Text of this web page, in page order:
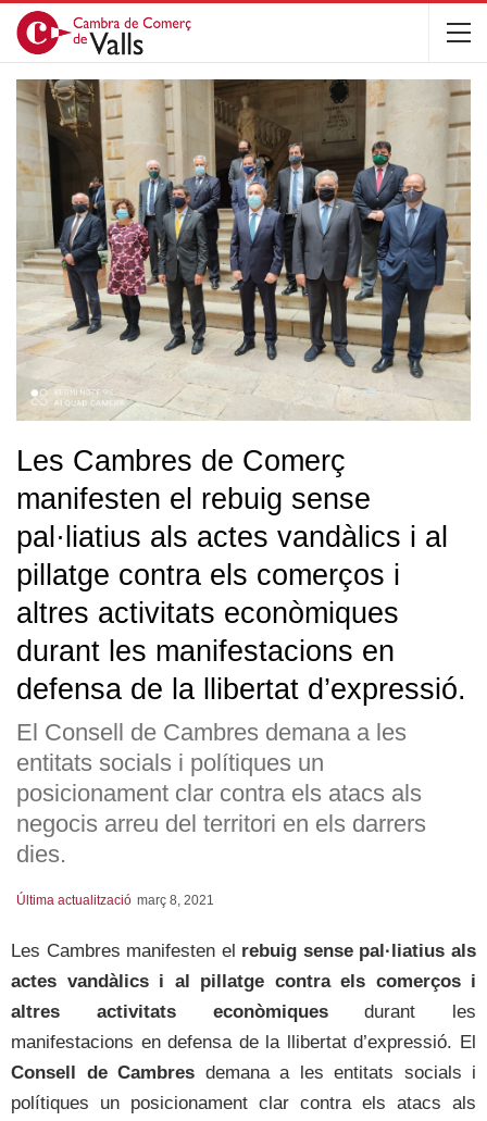
Les Cambres de Comerç
manifesten el rebuig sense
pal·liatius als actes vandàlics i al
pillatge contra els comerços i
altres activitats econòmiques
durant les manifestacions en
defensa de la llibertat d’expressió.
El Consell de Cambres demana a les
entitats socials i polítiques un
posicionament clar contra els atacs als
negocis arreu del territori en els darrers
dies.
Última actualització març 8, 2021
Les Cambres manifesten el rebuig sense pal·liatius als
actes vandàlics i al pillatge contra els comerços i
altres activitats econòmiquesdurant les
manifestacions en defensa de la llibertat d’expressió. El
Consell de Cambres demana a les entitats socials i
polítiques un posicionament clar contra els atacs als